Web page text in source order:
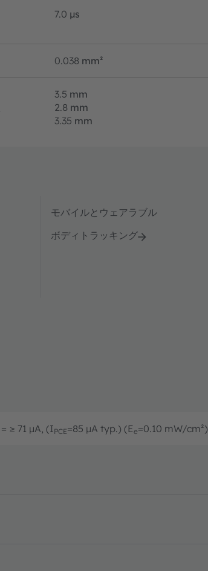
7.0 µs
0.038 mm²
3.5 mm
2.8 mm
3.35 mm
モバイルとウェアラブル
ボディトラッキング
= ≥ 71 µA, (IPCE=85 µA typ.) (Ee=0.10 mW/cm²)